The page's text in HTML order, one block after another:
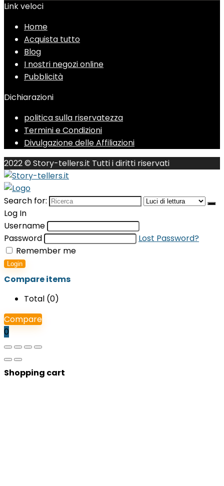
Link veloci
Home
Acquista tutto
Blog
I nostri negozi online
Pubblicità
Dichiarazioni
politica sulla riservatezza
Termini e Condizioni
Divulgazione delle Affiliazioni
2022 © Story-tellers.it Tutti i diritti riservati
Search for:
Log In
Username
Password
Lost Password?
Remember me
Login
Compare items
Total (0)
Compare
0
Shopping cart